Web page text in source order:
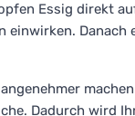
Essig direkt
einwirken.
Dadurch wird